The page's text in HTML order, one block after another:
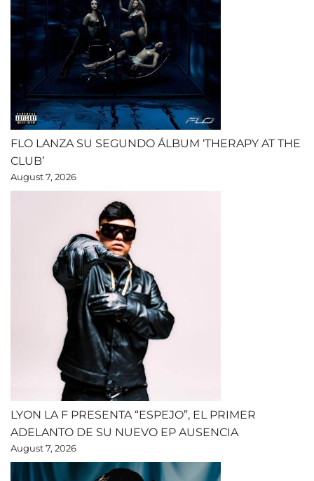
FLO LANZA SU SEGUNDO ÁLBUM ‘THERAPY AT THE
CLUB’
August 7, 2026
LYON LA F PRESENTA “ESPEJO”, EL PRIMER
ADELANTO DE SU NUEVO EP AUSENCIA
August 7, 2026